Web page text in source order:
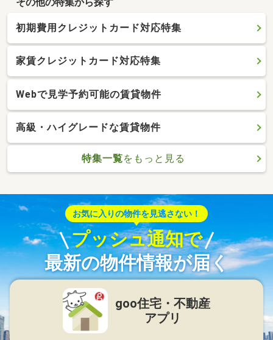
初期費用クレジットカード対応特集
家賃クレジットカード対応特集
Webで見学予約可能の賃貸物件
高級・ハイグレードな賃貸物件
特集一覧をもっと見る
お気に入りの物件を見逃さない！
プッシュ通知で
最新の物件情報が届く
goo住宅・不動産
アプリ